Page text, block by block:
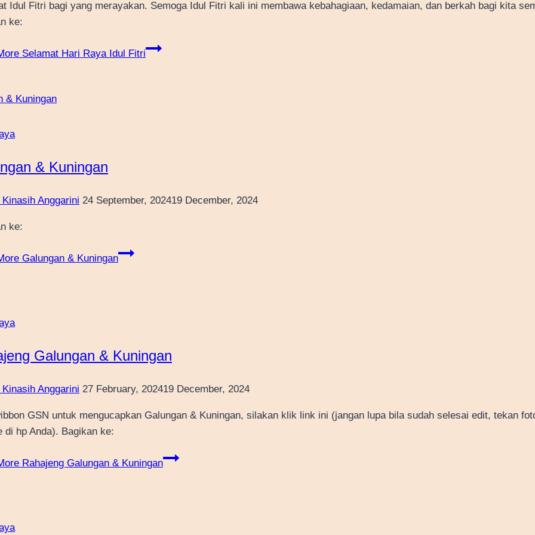
Idul Fitri bagi yang merayakan. Semoga Idul Fitri kali ini membawa kebahagiaan, kedamaian, dan berkah bagi kita
ke:
Selamat Hari Raya Idul Fitri
& Kuningan
Anggarini 24 September, 202419 December, 2024
ke:
Galungan & Kuningan
Galungan & Kuningan
Anggarini 27 February, 202419 December, 2024
GSN untuk mengucapkan Galungan & Kuningan, silakan klik link ini (jangan lupa bila sudah selesai edit, tekan
di hp Anda). Bagikan ke:
Rahajeng Galungan & Kuningan